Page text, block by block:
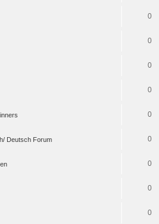
0
0
0
0
0
Deutsch Forum 0
0
0
0